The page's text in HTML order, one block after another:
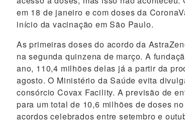
em 18 de janeiro e com doses da
início da vacinação em São Paulo.
As primeiras doses do acordo da
na segunda quinzena de março. A
ano, 110,4 milhões delas já a partir da
agosto. O Ministério da Saúde evita
consórcio Covax Facility. A previsão de
para um total de 10,6 milhões de doses
acordos celebrados entre setembro e